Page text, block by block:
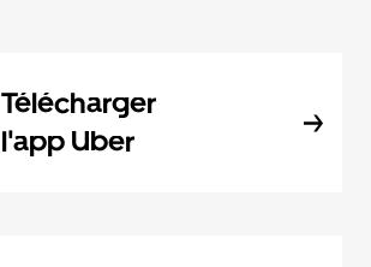
Télécharger
l'app Uber